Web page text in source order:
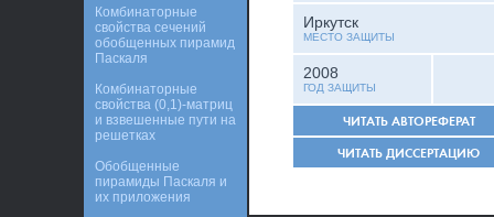
Иркутск
МЕСТО ЗАЩИТЫ
2008
ГОД ЗАЩИТЫ
ЧИТАТЬ АВТОРЕФЕРАТ
ЧИТАТЬ ДИССЕРТАЦИЮ
Комбинаторные
свойства сечений
обобщенных пирамид
Паскаля
Комбинаторные
свойства (0,1)-матриц
и взвешенные пути на
решетках
Обобщенные
пирамиды Паскаля и
их приложения